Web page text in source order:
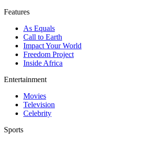
Features
As Equals
Call to Earth
Impact Your World
Freedom Project
Inside Africa
Entertainment
Movies
Television
Celebrity
Sports